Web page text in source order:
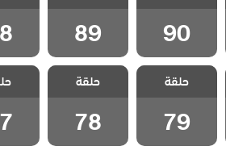
الحلقة 90
90
الحلقة 89
89
مسلسل لا تترك
يدي مدبلج
الحلقة 79
حلقة
79
مسلسل لا تترك
يدي مدبلج
الحلقة 78
حلقة
78
مسلسل